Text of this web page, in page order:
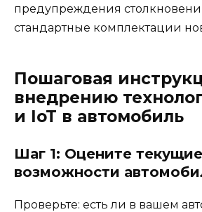
предупреждения
стандартные комплектации
Пошаговая
внедрению
и IoT в автомобиль
Шаг 1: Оцените текущие
возможности
Проверьте: есть ли в вашем